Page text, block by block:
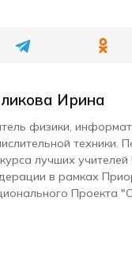
Ирина
физики,
техники.
лучших учителей
в рамках
Проекта